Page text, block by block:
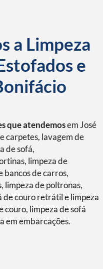
a Limpeza
e
que atendemosem José
carpetes, lavagem de
de sofá,
limpeza de
bancos de carros,
limpeza de poltronas,
de couro retrátil e limpeza
couro, limpeza de sofá
em embarcações.